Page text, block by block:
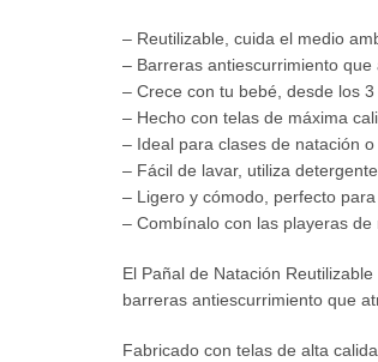
– Reutilizable, cuida el medio
– Barreras antiescurrimiento que
– Crece con tu bebé, desde los
– Hecho con telas de máxima
– Ideal para clases de natación o
– Fácil de lavar, utiliza
– Ligero y cómodo, perfecto
– Combínalo con las playeras de
El Pañal de Natación
barreras antiescurrimiento que
Fabricado con telas de alta